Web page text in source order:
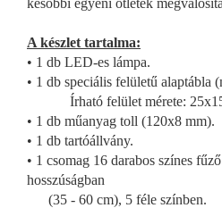
későbbi egyéni ötletek
A készlet tartalma:
• 1 db LED-es lámpa.
• 1 db speciális felületű alaptábla
Írható felület mérete:
• 1 db műanyag toll (120x8 mm).
• 1 db tartóállvány.
• 1 csomag 16 darabos színes
hosszúságban
(35 - 60 cm), 5 féle színben.